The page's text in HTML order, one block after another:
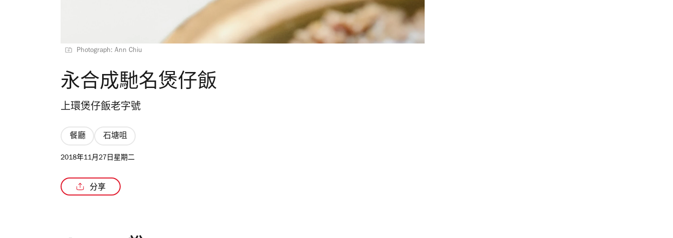
Photograph: Ann Chiu
永合成馳名煲仔飯
上環煲仔飯老字號
餐廳 石塘咀
2018年11月27日星期二
分享